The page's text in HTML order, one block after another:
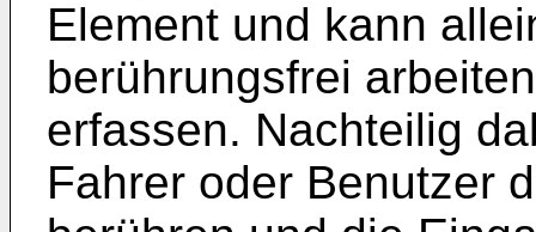
Element und kann
berührungsfrei
erfassen. Nachteilig
Fahrer oder Benutzer